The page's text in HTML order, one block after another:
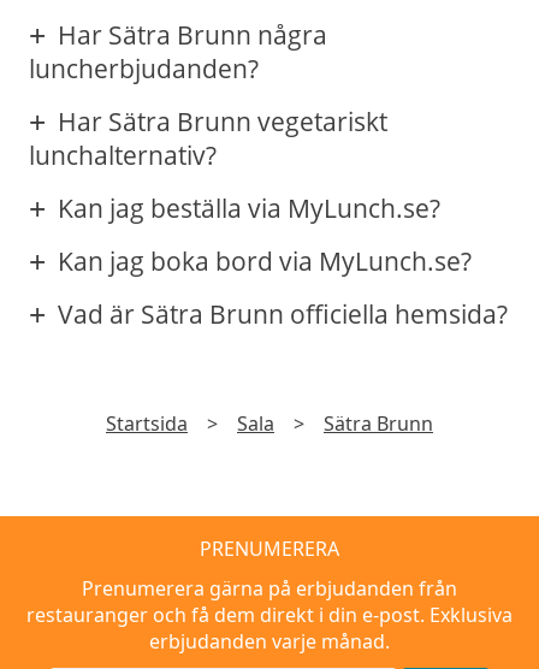
Har Sätra Brunn några
luncherbjudanden?
Har Sätra Brunn vegetariskt
lunchalternativ?
Kan jag beställa via MyLunch.se?
Kan jag boka bord via MyLunch.se?
Vad är Sätra Brunn officiella hemsida?
Startsida > Sala > Sätra Brunn
PRENUMERERA
Prenumerera gärna på erbjudanden från
restauranger och få dem direkt i din e-post. Exklusiva
erbjudanden varje månad.